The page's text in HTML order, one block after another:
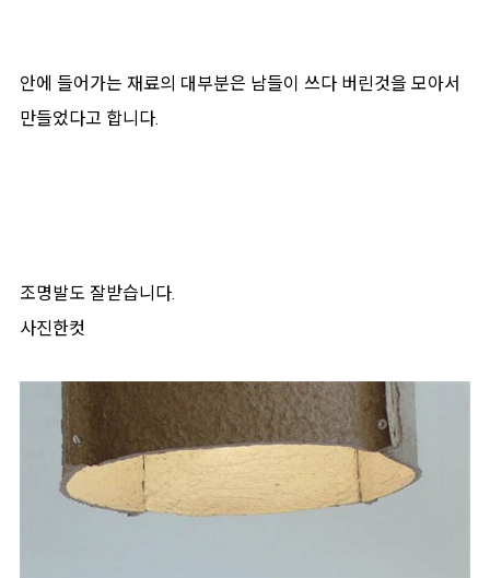
안에 들어가는 재료의 대부분은 남들이 쓰다 버린것을 모아서
만들었다고 합니다.
조명발도 잘받습니다.
사진한컷